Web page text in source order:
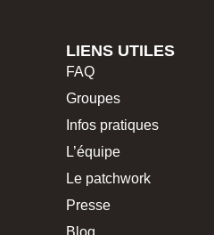
LIENS UTILES
FAQ
Groupes
Infos pratiques
L’équipe
Le patchwork
Presse
Blog